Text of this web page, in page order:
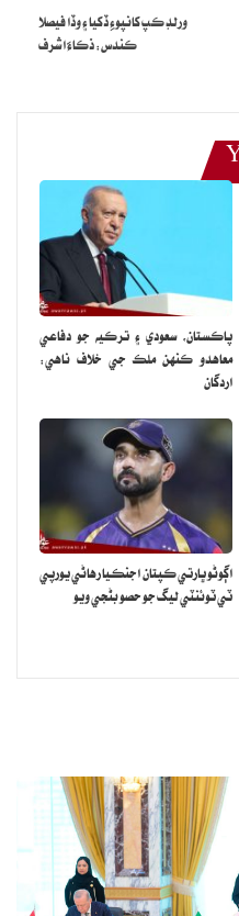
اننگز ۾ ڇهه چوڪا ۽ ست ڇڪا
ورلڊ ڪپ کانپوءِ ڏکيا ۽ وڏا فيصلا
ڪندس: ذڪاءَ اشرف
پاڪستان، سعودي ۽ ترڪيه جو دفاعي
معاهدو ڪنهن ملڪ جي خلاف ناهي:
اردگان
اڳوڻو ڀارتي ڪپتان اجنڪيا رهاڻي يورپي
ٽي ٽوئنٽي ليگ جو حصو بڻجي ويو